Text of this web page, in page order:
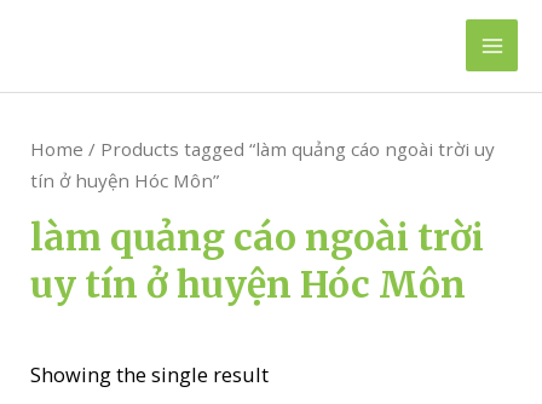
Main
Home / Products tagged “làm quảng cáo ngoài trời uy
tín ở huyện Hóc Môn”
làm quảng cáo ngoài trời
uy tín ở huyện Hóc Môn
Showing the single result